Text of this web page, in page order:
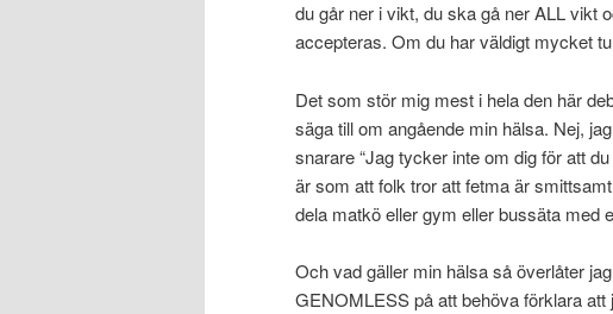
du går ner i vikt, du ska gå ner ALL vikt
accepteras. Om du har väldigt mycket
Det som stör mig mest i hela den här
säga till om angående min hälsa. Nej,
snarare “Jag tycker inte om dig för att
är som att folk tror att fetma är
dela matkö eller gym eller bussäta med
Och vad gäller min hälsa så överlåter
GENOMLESS på att behöva förklara